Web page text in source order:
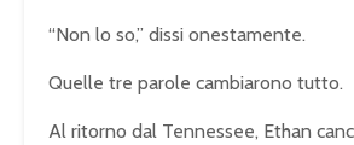
“Non lo so,” dissi onestamente.
Quelle tre parole cambiarono tutto.
Al ritorno dal Tennessee, Ethan